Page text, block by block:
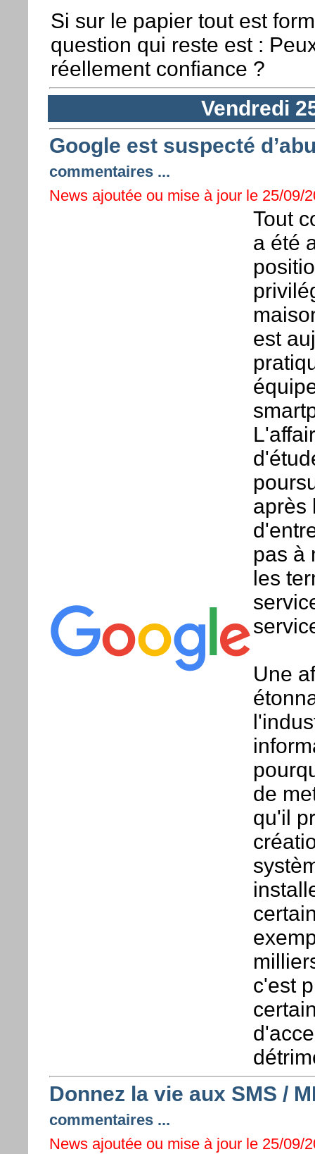
Si sur le papier tout est
question qui reste est :
réellement confiance ?
Vendredi
Google est suspecté
commentaires ...
News ajoutée ou mise à jour le 25/09/
Tout
a été
est
après
pas à
les
Une
de
qu'il
c'est
Donnez la vie aux SMS /
commentaires ...
News ajoutée ou mise à jour le 25/09/